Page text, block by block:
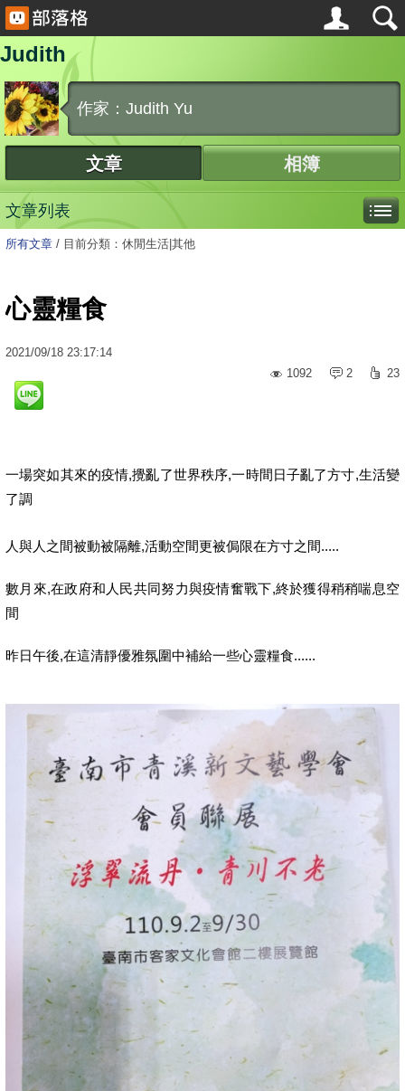
Judith
作家：Judith Yu
文章 相簿
文章列表
所有文章 / 目前分類：休閒生活|其他
心靈糧食
2021/09/18 23:17:14
1092
2 23
一場突如其來的疫情,攪亂了世界秩序,一時間日子亂了方寸,生活變
了調
人與人之間被動被隔離,活動空間更被侷限在方寸之間.....
數月來,在政府和人民共同努力與疫情奮戰下,終於獲得稍稍喘息空
間
昨日午後,在這清靜優雅氛圍中補給一些心靈糧食......